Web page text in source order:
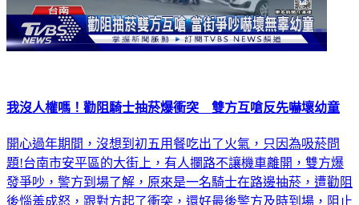
我沒人權嗎！勸阻騎士抽菸爆衝突 雙方互嗆反先嚇壞幼童
開心過年期間，沒想到初五用餐吃出了火氣，只因為吸菸問
題!台南市安平區的大街上，有人攔路不讓機車離開，雙方爆
發爭吵，警方到場了解，原來是一名騎士在路邊抽菸，遭勸阻
後惱羞成怒，跟對方起了衝突，還好最後警方及時到場，阻止